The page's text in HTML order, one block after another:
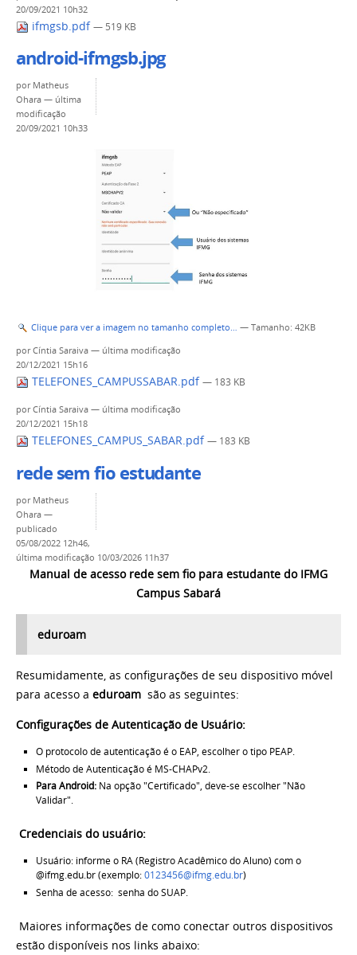
20/09/2021 10h32
ifmgsb.pdf — 519 KB
android-ifmgsb.jpg
por Matheus
Ohara — última
modificação
20/09/2021 10h33
Clique para ver a imagem no tamanho completo… — Tamanho: 42KB
porCíntia Saraiva — última modificação
20/12/2021 15h16
TELEFONES_CAMPUSSABAR.pdf — 183 KB
porCíntia Saraiva — última modificação
20/12/2021 15h18
TELEFONES_CAMPUS_SABAR.pdf — 183 KB
rede sem fio estudante
por Matheus
Ohara —
publicado
05/08/2022 12h46,
última modificação 10/03/2026 11h37
Manual de acesso rede sem fio para estudante do IFMG
Campus Sabará
eduroam
Resumidamente, as configurações de seu dispositivo móvel
para acesso a eduroam são as seguintes:
Configurações de Autenticação de Usuário:
O protocolo de autenticação é o EAP, escolher o tipo PEAP.
Método de Autenticação é MS-CHAPv2.
Para Android: Na opção "Certificado", deve-se escolher "Não
Validar".
Credenciais do usuário:
Usuário: informe o RA (Registro Acadêmico do Aluno) com o
@ifmg.edu.br (exemplo:0123456@ifmg.edu.br)
Senha de acesso: senha do SUAP.
Maiores informações de como conectar outros dispositivos
estão disponíveis nos links abaixo: